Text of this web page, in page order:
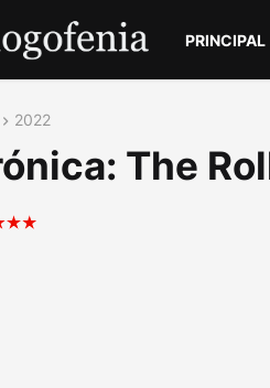
PRINCIPAL
2022
The